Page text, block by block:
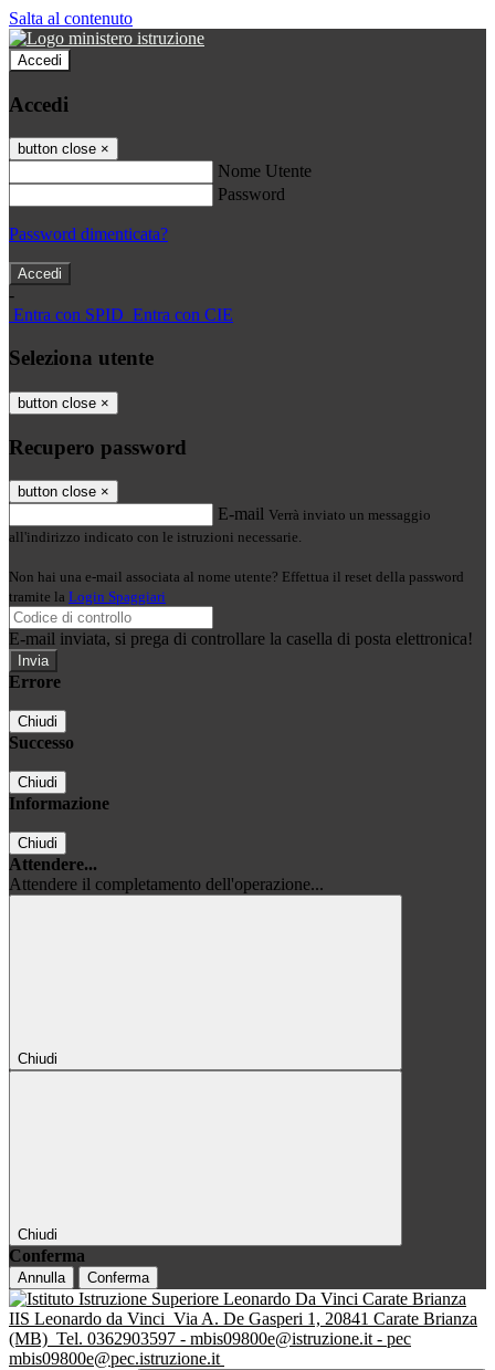
Salta al contenuto
Accedi
Accedi
button close ×
Nome Utente
Password
Password dimenticata?
-
Entra con SPID Entra con CIE
Seleziona utente
button close ×
Recupero password
button close ×
E-mail Verrà inviato un messaggio
all'indirizzo indicato con le istruzioni necessarie.
Non hai una e-mail associata al nome utente? Effettua il reset della password
tramite la Login Spaggiari
E-mail inviata, si prega di controllare la casella di posta elettronica!
Errore
Chiudi
Successo
Chiudi
Informazione
Chiudi
Attendere...
Attendere il completamento dell'operazione...
Chiudi
Chiudi
Conferma
Annulla Conferma
IIS Leonardo da Vinci Via A. De Gasperi 1, 20841 Carate Brianza
(MB) Tel. 0362903597 - mbis09800e@istruzione.it - pec
mbis09800e@pec.istruzione.it